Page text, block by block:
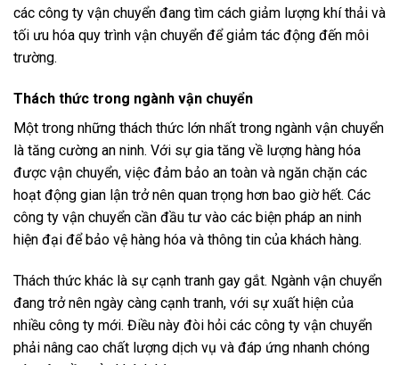
các công ty vận chuyển đang tìm cách giảm lượng khí thải và
tối ưu hóa quy trình vận chuyển để giảm tác động đến môi
trường.
Thách thức trong ngành vận chuyển
Một trong những thách thức lớn nhất trong ngành vận chuyển
là tăng cường an ninh. Với sự gia tăng về lượng hàng hóa
được vận chuyển, việc đảm bảo an toàn và ngăn chặn các
hoạt động gian lận trở nên quan trọng hơn bao giờ hết. Các
công ty vận chuyển cần đầu tư vào các biện pháp an ninh
hiện đại để bảo vệ hàng hóa và thông tin của khách hàng.
Thách thức khác là sự cạnh tranh gay gắt. Ngành vận chuyển
đang trở nên ngày càng cạnh tranh, với sự xuất hiện của
nhiều công ty mới. Điều này đòi hỏi các công ty vận chuyển
phải nâng cao chất lượng dịch vụ và đáp ứng nhanh chóng